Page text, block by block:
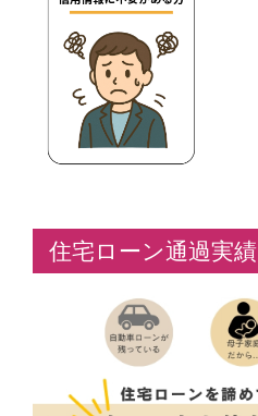
住宅ローン通過実績